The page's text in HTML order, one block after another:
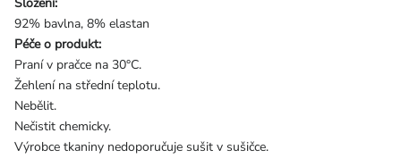
92% bavlna, 8% elastan
Péče o produkt:
Praní v pračce na 30°C.
Žehlení na střední teplotu.
Nebělit.
Nečistit chemicky.
Výrobce tkaniny nedoporučuje sušit v sušičce.